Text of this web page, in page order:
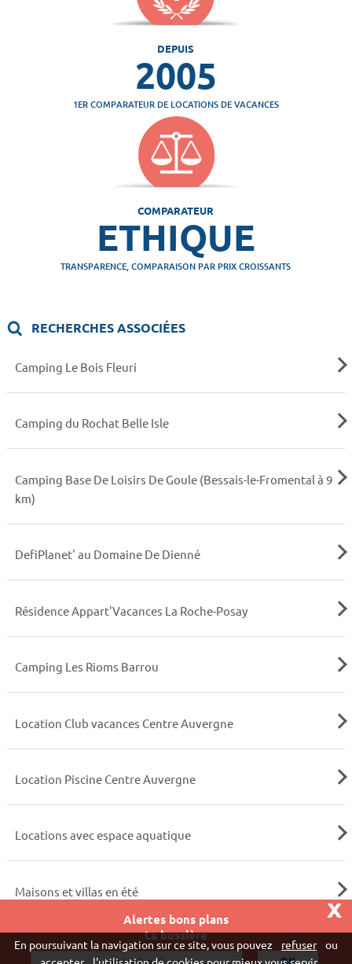
Alertes bons plans
La bussière
x
DEPUIS
2005
1ER COMPARATEUR DE LOCATIONS DE VACANCES
COMPARATEUR
ETHIQUE
TRANSPARENCE, COMPARAISON PAR PRIX CROISSANTS
RECHERCHES ASSOCIÉES
Camping Le Bois Fleuri
Camping du Rochat Belle Isle
Camping Base De Loisirs De Goule (Bessais-le-Fromental à 9
km)
DefiPlanet' au Domaine De Dienné
Résidence Appart'Vacances La Roche-Posay
Camping Les Rioms Barrou
Location Club vacances Centre Auvergne
Location Piscine Centre Auvergne
Locations avec espace aquatique
Maisons et villas en été
Vivaweb SARL - RCS Créteil n°790 591 572
En poursuivant la navigation sur ce site, vous pouvez refuser
ou